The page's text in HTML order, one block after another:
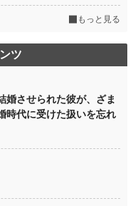
もっと見る
ツ
婚させられた彼が、ざま
時代に受けた扱いを忘れ